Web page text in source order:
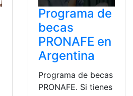
Programa de
becas
PRONAFE en
Argentina
Programa de becas
PRONAFE. Si tienes